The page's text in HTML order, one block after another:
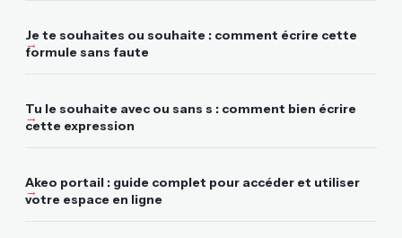
Je te souhaites ou souhaite : comment écrire cette
formule sans faute
Tu le souhaite avec ou sans s : comment bien écrire
cette expression
Akeo portail : guide complet pour accéder et utiliser
votre espace en ligne